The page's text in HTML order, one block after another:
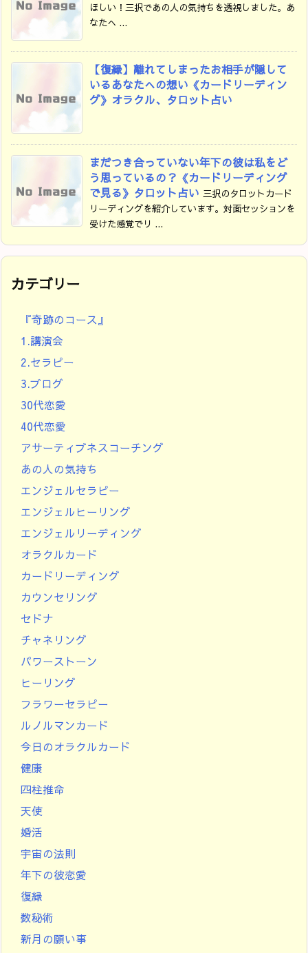
ほしい！三択であの人の気持ちを透視しました。あ
なたへ ...
【復縁】離れてしまったお相手が隠して
いるあなたへの想い《カードリーディン
グ》オラクル、タロット占い
まだつき合っていない年下の彼は私をど
う思っているの？《カードリーディング
で見る》タロット占い 三択のタロットカード
リーディングを紹介しています。対面セッションを
受けた感覚でリ ...
カテゴリー
『奇跡のコース』
1.講演会
2.セラピー
3.ブログ
30代恋愛
40代恋愛
アサーティブネスコーチング
あの人の気持ち
エンジェルセラピー
エンジェルヒーリング
エンジェルリーディング
オラクルカード
カードリーディング
カウンセリング
セドナ
チャネリング
パワーストーン
ヒーリング
フラワーセラピー
ルノルマンカード
今日のオラクルカード
健康
四柱推命
天使
婚活
宇宙の法則
年下の彼恋愛
復縁
数秘術
新月の願い事